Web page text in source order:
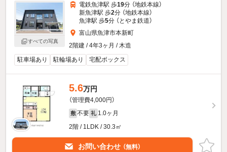
すべての写真
電鉄魚津駅 歩19分 （地鉄本線）
新魚津駅 歩2分 （地鉄本線）
魚津駅 歩5分 （とやま鉄道）
富山県魚津市本新町
2階建 / 4年3ヶ月 / 木造
駐車場あり
駐輪場あり 宅配ボックス
5.6万円
（管理費4,000円）
敷 不要 礼 1.0ヶ月
2階 / 1LDK / 30.3㎡
お問い合わせ （無料）